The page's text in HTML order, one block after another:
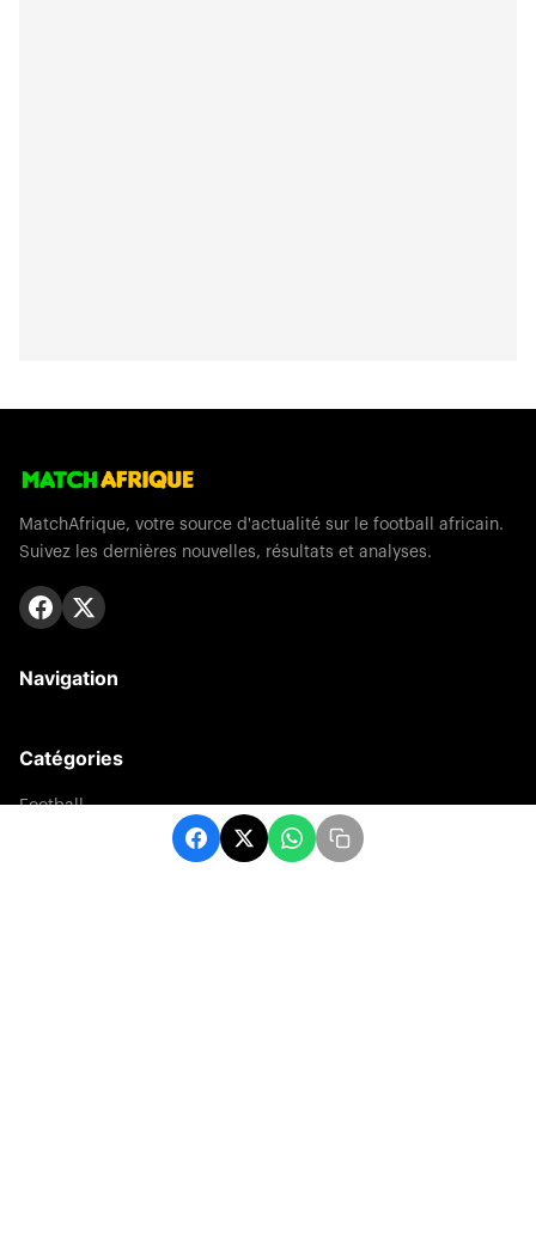
MatchAfrique, votre source d'actualité sur le football africain.
Suivez les dernières nouvelles, résultats et analyses.
Navigation
Catégories
Football